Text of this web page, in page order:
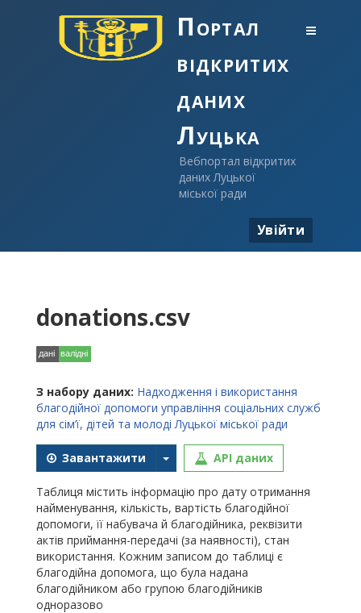
Портал
відкритих
даних
Луцька
Вебпортал відкритих
даних Луцької
міської ради
Увійти
donations.csv
З набору даних: Надходження і використання
благодійної допомоги управління соціальних служб
для сім’ї, дітей та молоді Луцької міської ради
Завантажити API даних
Таблиця містить інформацію про дату отримання
найменування, кількість, вартість благодійної
допомоги, її набувача й благодійника, реквізити
актів приймання-передачі (за наявності), стан
використання. Кожним записом до таблиці є
благодійна допомога, що була надана
благодійником або групою благодійників
одноразово